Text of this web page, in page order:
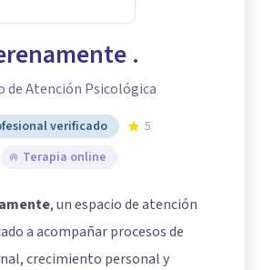
.
de Atención Psicológica
verificado
5
Terapia online
, un espacio de atención
a acompañar procesos de
crecimiento personal y